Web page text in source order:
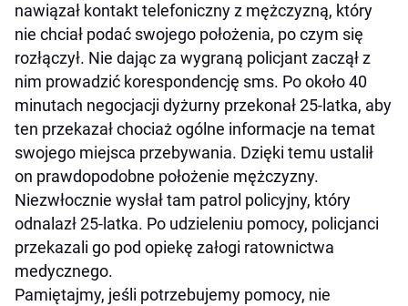
nawiązał kontakt telefoniczny z mężczyzną, który
nie chciał podać swojego położenia, po czym się
rozłączył. Nie dając za wygraną policjant zaczął z
nim prowadzić korespondencję sms. Po około 40
minutach negocjacji dyżurny przekonał 25-latka, aby
ten przekazał chociaż ogólne informacje na temat
swojego miejsca przebywania. Dzięki temu ustalił
on prawdopodobne położenie mężczyzny.
Niezwłocznie wysłał tam patrol policyjny, który
odnalazł 25-latka. Po udzieleniu pomocy, policjanci
przekazali go pod opiekę załogi ratownictwa
medycznego.
Pamiętajmy, jeśli potrzebujemy pomocy, nie